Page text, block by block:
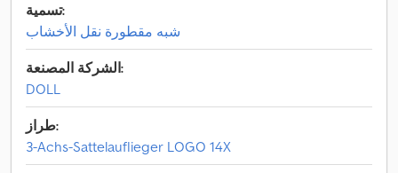
تسمية:
شبه مقطورة نقل الأخشاب
الشركة المصنعة:
DOLL
طراز:
3-Achs-Sattelauflieger LOGO 14X